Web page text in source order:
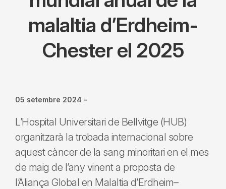
malaltia d’Erdheim-
Chester el 2025
05 setembre 2024 -
L’Hospital Universitari de Bellvitge (HUB)
organitzarà la trobada internacional sobre
aquest càncer de la sang minoritari en el mes
de maig de l’any vinent a proposta de
l’Aliança Global en Malaltia d’Erdheim–